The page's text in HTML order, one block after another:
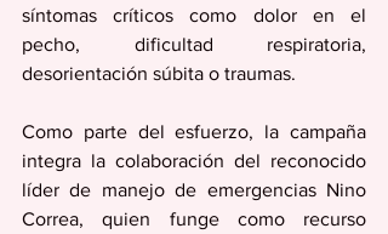
síntomas críticos como dolor en el
pecho, dificultad respiratoria,
desorientación súbita o traumas.
Como parte del esfuerzo, la campaña
integra la colaboración del reconocido
líder de manejo de emergencias Nino
Correa, quien funge como recurso